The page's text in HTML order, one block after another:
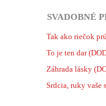
SVADOBNÉ
Tak ako riečok
To je ten dar
Záhrada lásky
Srdcia, ruky vaše